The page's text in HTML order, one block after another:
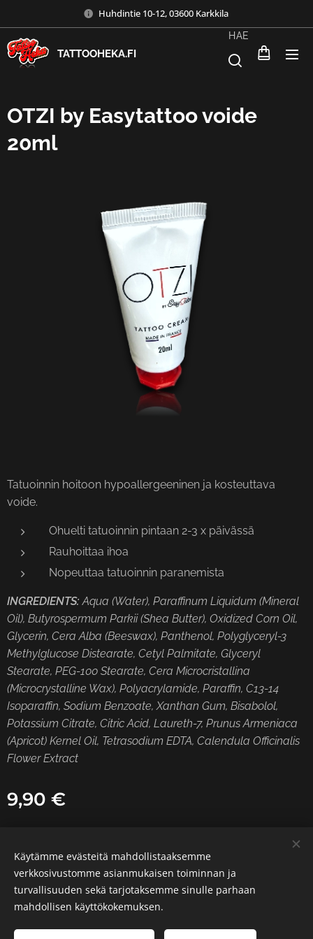
Huhdintie 10-12, 03600 Karkkila
TATTOOHEKA.FI
HAE
OTZI by Easytattoo voide
20ml
Tatuoinnin hoitoon hypoallergeeninen ja kosteuttava
voide.
Ohuelti tatuoinnin pintaan 2-3 x päivässä
Rauhoittaa ihoa
Nopeuttaa tatuoinnin paranemista
INGREDIENTS: Aqua (Water), Paraffinum Liquidum (Mineral
Oil), Butyrospermum Parkii (Shea Butter), Oxidized Corn Oil,
Glycerin, Cera Alba (Beeswax), Panthenol, Polyglyceryl-3
Methylglucose Distearate, Cetyl Palmitate, Glyceryl
Stearate, PEG-100 Stearate, Cera Microcristallina
(Microcrystalline Wax), Polyacrylamide, Paraffin, C13-14
Isoparaffin, Sodium Benzoate, Xanthan Gum, Bisabolol,
Potassium Citrate, Citric Acid, Laureth-7, Prunus Armeniaca
(Apricot) Kernel Oil, Tetrasodium EDTA, Calendula Officinalis
Flower Extract
9,90 €
LuotuWebnodella Evästeet
Käytämme evästeitä mahdollistaaksemme
verkkosivustomme asianmukaisen toiminnan ja
turvallisuuden sekä tarjotaksemme sinulle parhaan
mahdollisen käyttökokemuksen.